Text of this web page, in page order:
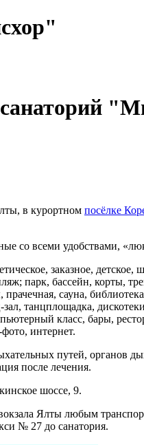
в курортном посёлке
со всеми удобствами,
заказное, детское,
парк, бассейн, корты,
сауна,
танцплощадка,
класс, бары,
интернет.
путей, органов
после лечения.
шоссе, 9.
Ялты любым
№ 27 до санатория.